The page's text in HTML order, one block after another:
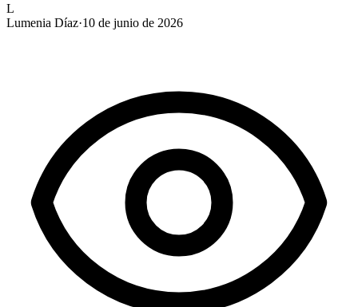
L
Lumenia Díaz·10 de junio de 2026